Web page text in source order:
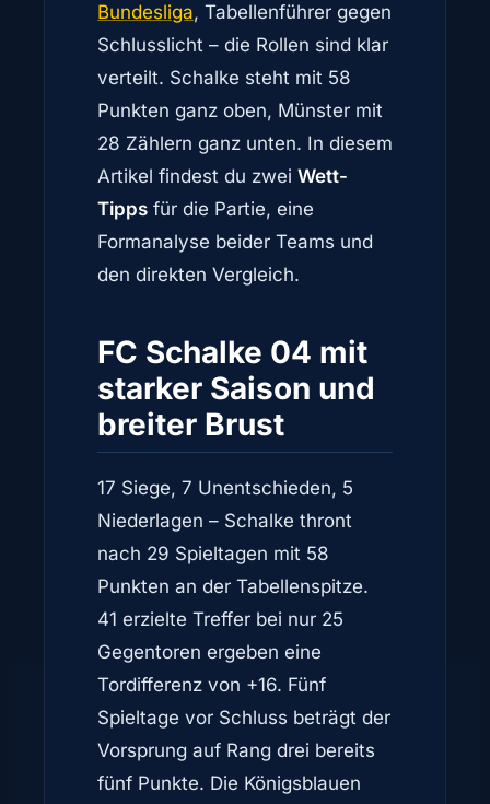
Bundesliga, Tabellenführer gegen
Schlusslicht – die Rollen sind klar
verteilt. Schalke steht mit 58
Punkten ganz oben, Münster mit
28 Zählern ganz unten. In diesem
Artikel findest du zwei Wett-
Tipps für die Partie, eine
Formanalyse beider Teams und
den direkten Vergleich.
FC Schalke 04 mit
starker Saison und
breiter Brust
17 Siege, 7 Unentschieden, 5
Niederlagen – Schalke thront
nach 29 Spieltagen mit 58
Punkten an der Tabellenspitze.
41 erzielte Treffer bei nur 25
Gegentoren ergeben eine
Tordifferenz von +16. Fünf
Spieltage vor Schluss beträgt der
Vorsprung auf Rang drei bereits
fünf Punkte. Die Königsblauen